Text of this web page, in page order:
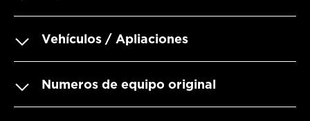
Vehículos / Apliaciones
Numeros de equipo original